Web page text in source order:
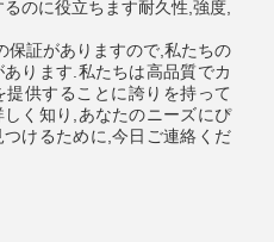
のに役立ちます耐久性,強度,
保証がありますので,私たちの
ります.私たちは高品質でカ
供することに誇りを持って
く知り,あなたのニーズにぴ
けるために,今日ご連絡くだ